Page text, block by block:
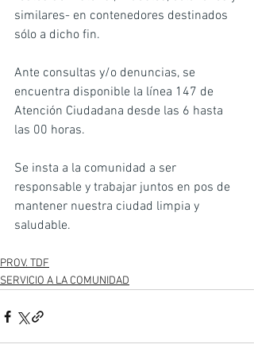
similares- en contenedores destinados
sólo a dicho fin.
Ante consultas y/o denuncias, se
encuentra disponible la línea 147 de
Atención Ciudadana desde las 6 hasta
las 00 horas.
Se insta a la comunidad a ser
responsable y trabajar juntos en pos de
mantener nuestra ciudad limpia y
saludable.
PROV. TDF
SERVICIO A LA COMUNIDAD